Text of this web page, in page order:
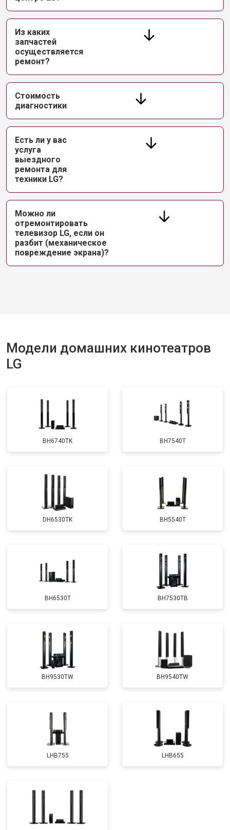
Из каких
запчастей
осуществляется
ремонт?
Стоимость
диагностики
Есть ли у вас
услуга
выездного
ремонта для
техники LG?
Можно ли
отремонтировать
телевизор LG, если он
разбит (механическое
повреждение экрана)?
Модели домашних кинотеатров
LG
BH6740TK BH7540T
DH6530TK BH5540T
BH6530T BH7530TB
BH9530TW BH9540TW
LHB755 LHB655